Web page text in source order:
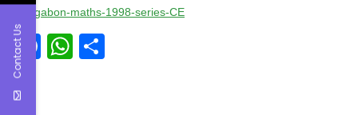
bac-gabon-maths-1998-series-CE
Facebook
WhatsApp
Contact Us